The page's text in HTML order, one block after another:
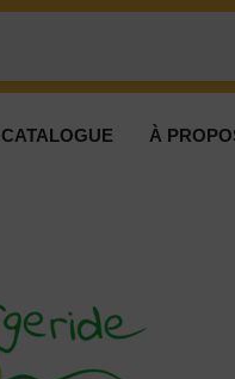
CATALOGUE À